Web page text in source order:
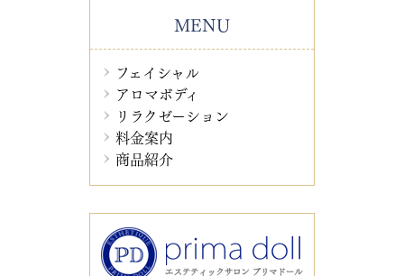
MENU
フェイシャル
アロマボディ
リラクゼーション
料金案内
商品紹介